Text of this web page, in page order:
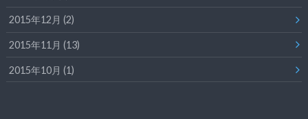
2015年12月 (2)
2015年11月 (13)
2015年10月 (1)